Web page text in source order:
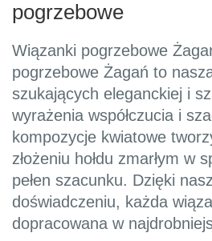
pogrzebowe
Wiązanki pogrzebowe
pogrzebowe Żagań to
szukających eleganckiej i
wyrażenia współczucia i
kompozycje kwiatowe
złożeniu hołdu zmarłym w
pełen szacunku. Dzięki
doświadczeniu, każda
dopracowana w